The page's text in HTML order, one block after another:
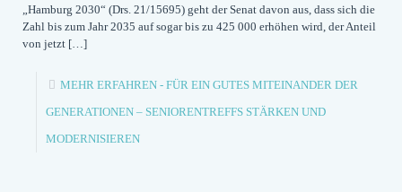
„Hamburg 2030“ (Drs. 21/15695) geht der Senat davon aus, dass sich die
Zahl bis zum Jahr 2035 auf sogar bis zu 425 000 erhöhen wird, der Anteil
von jetzt […]
MEHR ERFAHREN - FÜR EIN GUTES MITEINANDER DER
GENERATIONEN – SENIORENTREFFS STÄRKEN UND
MODERNISIEREN